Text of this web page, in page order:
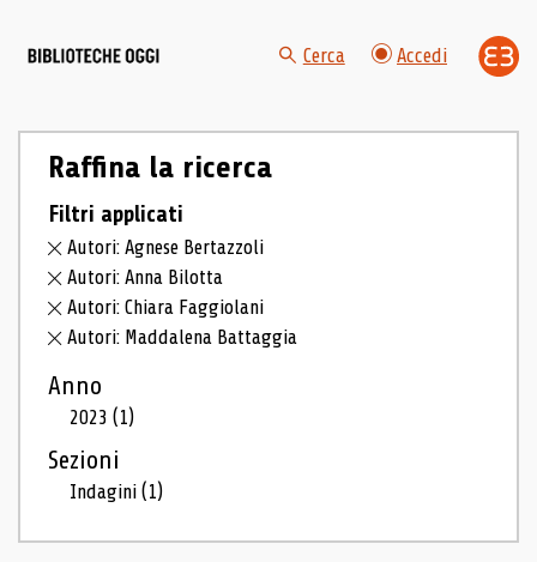
Cerca Accedi
Raffina la ricerca
Filtri applicati
Autori: Agnese Bertazzoli
Autori: Anna Bilotta
Autori: Chiara Faggiolani
Autori: Maddalena Battaggia
Anno
2023(1)
Sezioni
Indagini(1)